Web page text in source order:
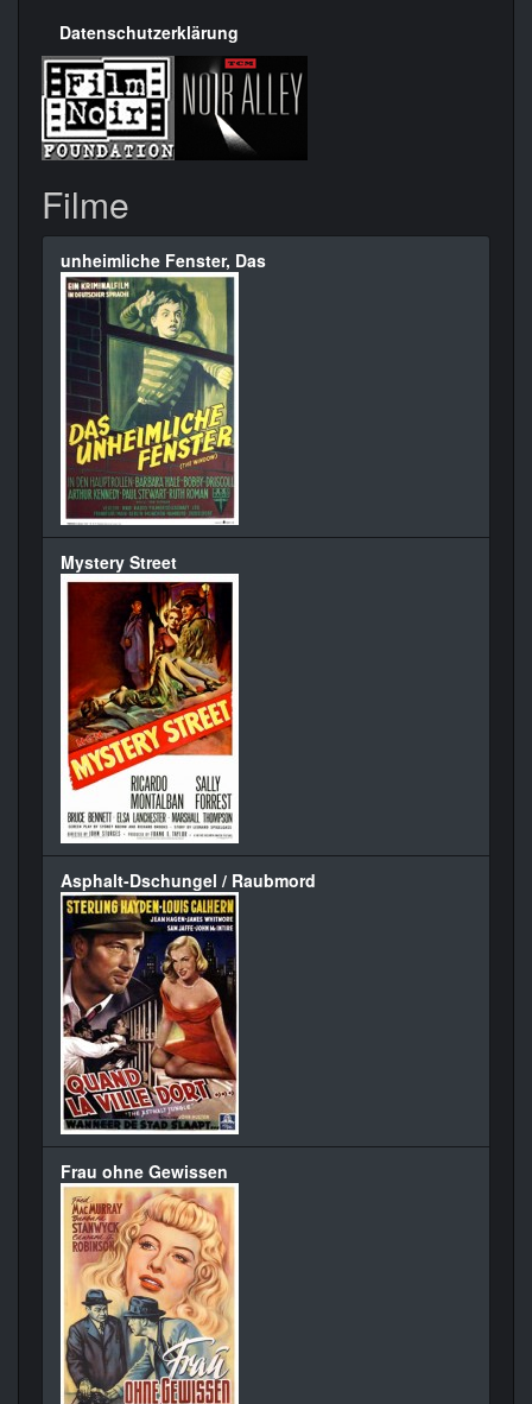
Datenschutzerklärung
Filme
unheimliche Fenster, Das
Mystery Street
Asphalt-Dschungel / Raubmord
Frau ohne Gewissen